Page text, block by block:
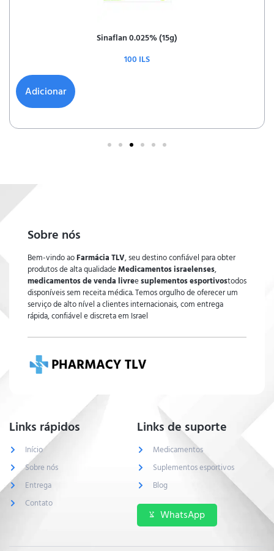
Keppra 500mg (60t)
Sobre nós
Bem-vindo aoFarmácia TLV, seu destino confiável para obter
produtos de alta qualidadeMedicamentos israelenses,
medicamentos de venda livreesuplementos esportivostodos
disponíveis sem receita médica. Temos orgulho de oferecer um
serviço de alto nível a clientes internacionais, com entrega
rápida, confiável e discreta em Israel
Links rápidos
Início
Sobre nós
Entrega
Contato
Links de suporte
Medicamentos
Suplementos esportivos
Blog
WhatsApp